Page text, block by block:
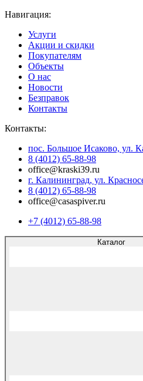
Навигация:
Услуги
Акции и скидки
Покупателям
Объекты
О нас
Новости
Безправок
Контакты
Контакты:
пос. Большое Исаково, ул.
8 (4012) 65-88-98
office@kraski39.ru
г. Калининград, ул.
8 (4012) 65-88-98
office@casaspiver.ru
+7 (4012) 65-88-98
Каталог